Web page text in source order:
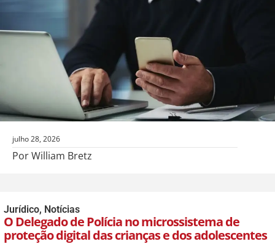
julho 28, 2026
Por William Bretz
Jurídico, Notícias
O Delegado de Polícia no microssistema de
proteção digital das crianças e dos adolescentes